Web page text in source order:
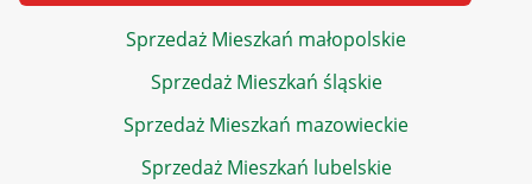
Sprzedaż Mieszkań małopolskie
Sprzedaż Mieszkań śląskie
Sprzedaż Mieszkań mazowieckie
Sprzedaż Mieszkań lubelskie